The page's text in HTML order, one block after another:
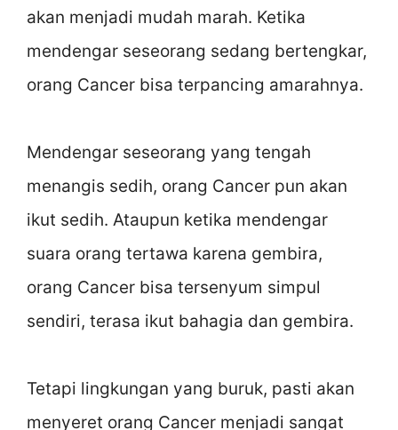
akan menjadi mudah marah. Ketika
mendengar seseorang sedang bertengkar,
orang Cancer bisa terpancing amarahnya.
Mendengar seseorang yang tengah
menangis sedih, orang Cancer pun akan
ikut sedih. Ataupun ketika mendengar
suara orang tertawa karena gembira,
orang Cancer bisa tersenyum simpul
sendiri, terasa ikut bahagia dan gembira.
Tetapi lingkungan yang buruk, pasti akan
menyeret orang Cancer menjadi sangat